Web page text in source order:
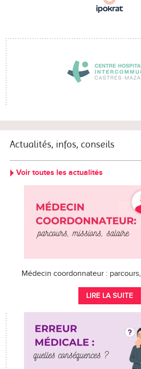
Actualités, infos, conseils
Voir toutes les actualités
Médecin coordonnateur :
LIRE LA SUITE